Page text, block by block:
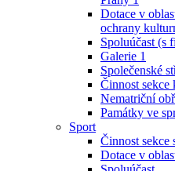
Dotace v
ochrany
Spoluúčast (s
Galerie 1
Společenské
Činnost sekce
Nematriční
Památky ve
Sport
Činnost sekce
Dotace v